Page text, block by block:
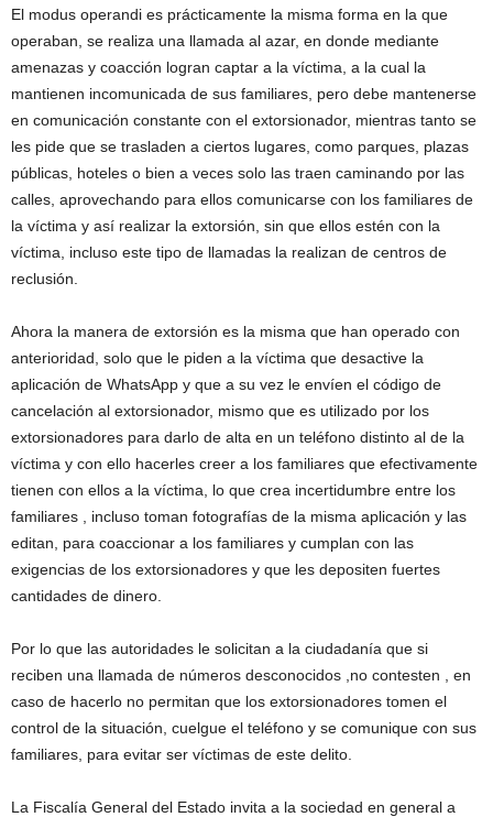
El modus operandi es prácticamente la misma forma en la que
operaban, se realiza una llamada al azar, en donde mediante
amenazas y coacción logran captar a la víctima, a la cual la
mantienen incomunicada de sus familiares, pero debe mantenerse
en comunicación constante con el extorsionador, mientras tanto se
les pide que se trasladen a ciertos lugares, como parques, plazas
públicas, hoteles o bien a veces solo las traen caminando por las
calles, aprovechando para ellos comunicarse con los familiares de
la víctima y así realizar la extorsión, sin que ellos estén con la
víctima, incluso este tipo de llamadas la realizan de centros de
reclusión.
Ahora la manera de extorsión es la misma que han operado con
anterioridad, solo que le piden a la víctima que desactive la
aplicación de WhatsApp y que a su vez le envíen el código de
cancelación al extorsionador, mismo que es utilizado por los
extorsionadores para darlo de alta en un teléfono distinto al de la
víctima y con ello hacerles creer a los familiares que efectivamente
tienen con ellos a la víctima, lo que crea incertidumbre entre los
familiares , incluso toman fotografías de la misma aplicación y las
editan, para coaccionar a los familiares y cumplan con las
exigencias de los extorsionadores y que les depositen fuertes
cantidades de dinero.
Por lo que las autoridades le solicitan a la ciudadanía que si
reciben una llamada de números desconocidos ,no contesten , en
caso de hacerlo no permitan que los extorsionadores tomen el
control de la situación, cuelgue el teléfono y se comunique con sus
familiares, para evitar ser víctimas de este delito.
La Fiscalía General del Estado invita a la sociedad en general a